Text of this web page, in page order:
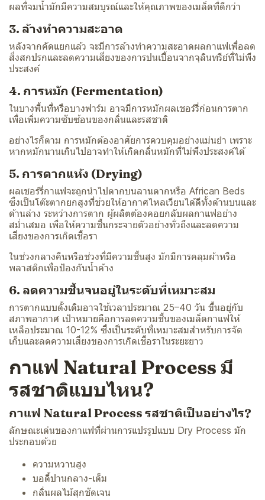
ผลที่จมน้ำมักมีความสมบูรณ์และให้คุณภาพของเมล็ดที่ดีกว่า
3. ล้างทำความสะอาด
หลังจากคัดแยกแล้ว จะมีการล้างทำความสะอาดผลกาแฟเพื่อลด
สิ่งสกปรกและลดความเสี่ยงของการปนเปื้อนจากจุลินทรีย์ที่ไม่พึง
ประสงค์
4. การหมัก (Fermentation)
ในบางพื้นที่หรือบางฟาร์ม อาจมีการหมักผลเชอร์รี่ก่อนการตาก
เพื่อเพิ่มความซับซ้อนของกลิ่นและรสชาติ
อย่างไรก็ตาม การหมักต้องอาศัยการควบคุมอย่างแม่นยำ เพราะ
หากหมักนานเกินไปอาจทำให้เกิดกลิ่นหมักที่ไม่พึงประสงค์ได้
5. การตากแห้ง (Drying)
ผลเชอร์รี่กาแฟจะถูกนำไปตากบนลานตากหรือ African Beds
ซึ่งเป็นโต๊ะตากยกสูงที่ช่วยให้อากาศไหลเวียนได้ดีทั้งด้านบนและ
ด้านล่าง ระหว่างการตาก ผู้ผลิตต้องคอยกลับผลกาแฟอย่าง
สม่ำเสมอ เพื่อให้ความชื้นกระจายตัวอย่างทั่วถึงและลดความ
เสี่ยงของการเกิดเชื้อรา
ในช่วงกลางคืนหรือช่วงที่มีความชื้นสูง มักมีการคลุมผ้าหรือ
พลาสติกเพื่อป้องกันน้ำค้าง
6. ลดความชื้นจนอยู่ในระดับที่เหมาะสม
การตากแบบดั้งเดิมอาจใช้เวลาประมาณ 25–40 วัน ขึ้นอยู่กับ
สภาพอากาศ เป้าหมายคือการลดความชื้นของเมล็ดกาแฟให้
เหลือประมาณ 10-12% ซึ่งเป็นระดับที่เหมาะสมสำหรับการจัด
เก็บและลดความเสี่ยงของการเกิดเชื้อราในระยะยาว
กาแฟ Natural Process มี
รสชาติแบบไหน?
กาแฟ Natural Process รสชาติเป็นอย่างไร?
ลักษณะเด่นของกาแฟที่ผ่านการแปรรูปแบบ Dry Process มัก
ประกอบด้วย
ความหวานสูง
บอดี้ปานกลาง-เต็ม
กลิ่นผลไม้สุกชัดเจน